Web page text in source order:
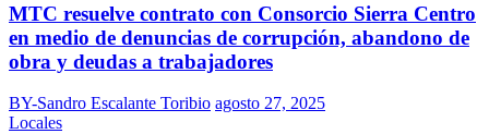
MTC resuelve contrato con Consorcio Sierra Centro
en medio de denuncias de corrupción, abandono de
obra y deudas a trabajadores
BY-Sandro Escalante Toribio agosto 27, 2025
Locales